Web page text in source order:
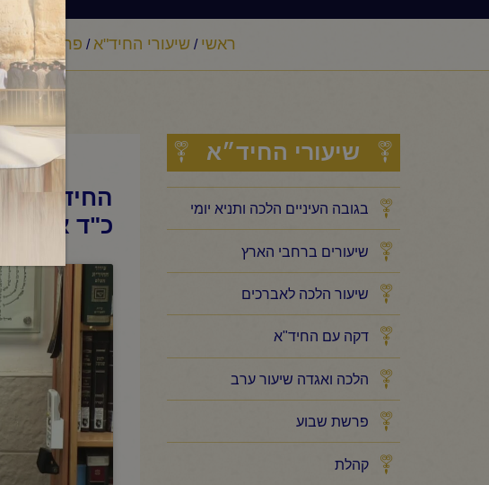
ראשי / שיעורי החיד"א/ פרשת שבוע
שיעורי החיד״א
בגובה העיניים הלכה ותניא יומי
שיעורים ברחבי הארץ
שיעור הלכה לאברכים
דקה עם החיד"א
הלכה ואגדה שיעור ערב
פרשת שבוע
קהלת
החיד"א -
כ"ד אייר